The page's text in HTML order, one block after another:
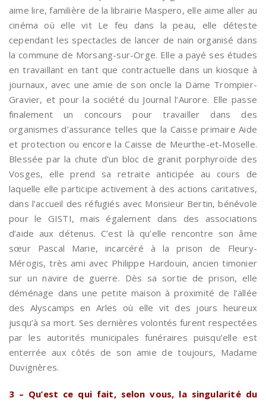
aime lire, familière de la librairie Maspero, elle aime aller au
cinéma où elle vit Le feu dans la peau, elle déteste
cependant les spectacles de lancer de nain organisé dans
la commune de Morsang-sur-Orge. Elle a payé ses études
en travaillant en tant que contractuelle dans un kiosque à
journaux, avec une amie de son oncle la Dame Trompier-
Gravier, et pour la société du Journal l’Aurore. Elle passe
finalement un concours pour travailler dans des
organismes d’assurance telles que la Caisse primaire Aide
et protection ou encore la Caisse de Meurthe-et-Moselle.
Blessée par la chute d’un bloc de granit porphyroïde des
Vosges, elle prend sa retraite anticipée au cours de
laquelle elle participe activement à des actions caritatives,
dans l’accueil des réfugiés avec Monsieur Bertin, bénévole
pour le GISTI, mais également dans des associations
d’aide aux détenus. C’est là qu’elle rencontre son âme
sœur Pascal Marie, incarcéré à la prison de Fleury-
Mérogis, très ami avec Philippe Hardouin, ancien timonier
sur un navire de guerre. Dès sa sortie de prison, elle
déménage dans une petite maison à proximité de l’allée
des Alyscamps en Arles où elle vit des jours heureux
jusqu’à sa mort. Ses dernières volontés furent respectées
par les autorités municipales funéraires puisqu’elle est
enterrée aux côtés de son amie de toujours, Madame
Duvignères.
3 – Qu’est ce qui fait, selon vous, la singularité du